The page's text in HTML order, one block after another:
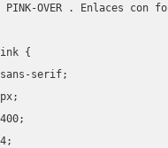
OVER . Enlaces con
{
serif;